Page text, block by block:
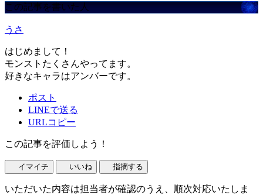
この記事を書いた人
うさ
はじめまして！
モンストたくさんやってます。
好きなキャラはアンバーです。
ポスト
LINEで送る
URLコピー
この記事を評価しよう！
イマイチ いいね 指摘する
いただいた内容は担当者が確認のうえ、順次対応いたしま